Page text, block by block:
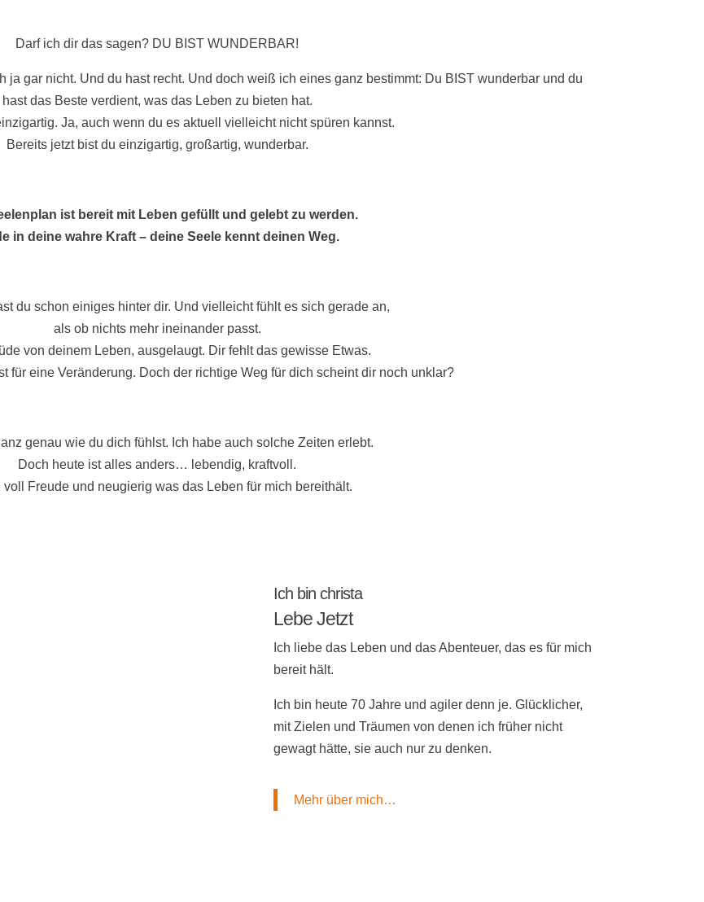
Darf ich dir das sagen? DU BIST WUNDERBAR!
gar nicht. Und du hast recht. Und doch weiß ich eines ganz bestimmt: Du BIST wunderbar und du
hast das Beste verdient, was das Leben zu bieten hat.
Ja, auch wenn du es aktuell vielleicht nicht spüren kannst.
Bereits jetzt bist du einzigartig, großartig, wunderbar.
ist bereit mit Leben gefüllt und gelebt zu werden.
in deine wahre Kraft – deine Seele kennt deinen Weg.
du schon einiges hinter dir. Und vielleicht fühlt es sich gerade an,
als ob nichts mehr ineinander passt.
von deinem Leben, ausgelaugt. Dir fehlt das gewisse Etwas.
für eine Veränderung. Doch der richtige Weg für dich scheint dir noch unklar?
genau wie du dich fühlst. Ich habe auch solche Zeiten erlebt.
Doch heute ist alles anders… lebendig, kraftvoll.
voll Freude und neugierig was das Leben für mich bereithält.
Ich bin christa
Lebe Jetzt
Ich liebe das Leben und das Abenteuer, das es für mich
bereit hält.
Ich bin heute 70 Jahre und agiler denn je. Glücklicher,
mit Zielen und Träumen von denen ich früher nicht
gewagt hätte, sie auch nur zu denken.
Mehr über mich…